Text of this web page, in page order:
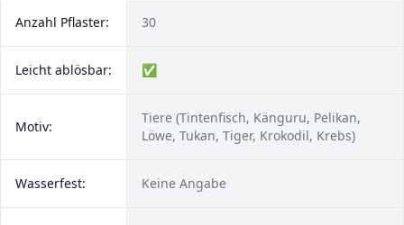
Anzahl Pflaster: 30
Leicht ablösbar: ✅
Motiv:
Tiere (Tintenfisch, Känguru, Pelikan,
Löwe, Tukan, Tiger, Krokodil, Krebs)
Wasserfest: Keine Angabe